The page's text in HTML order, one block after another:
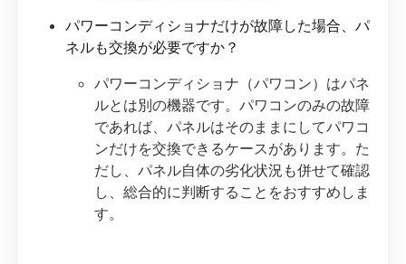
パワーコンディショナだけが故障した場合、パ
ネルも交換が必要ですか？
パワーコンディショナ（パワコン）はパネ
ルとは別の機器です。パワコンのみの故障
であれば、パネルはそのままにしてパワコ
ンだけを交換できるケースがあります。た
だし、パネル自体の劣化状況も併せて確認
し、総合的に判断することをおすすめしま
す。